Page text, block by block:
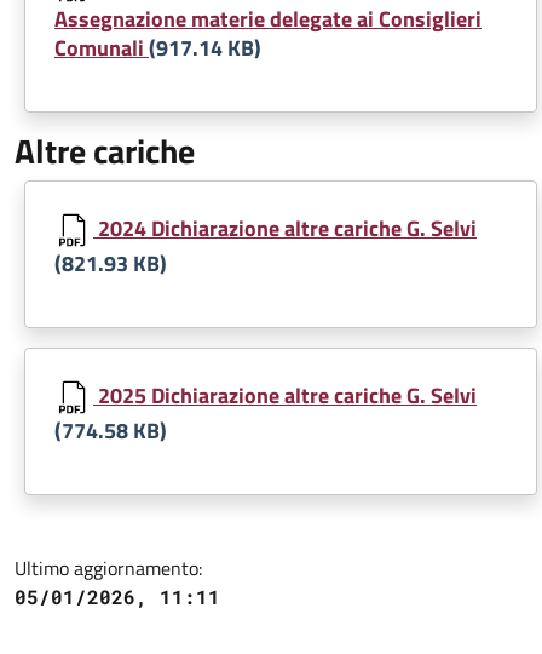
Assegnazione materie delegate ai Consiglieri
Comunali(917.14 KB)
Altre cariche
Document
2024 Dichiarazione altre cariche G. Selvi
(821.93 KB)
Document
2025 Dichiarazione altre cariche G. Selvi
(774.58 KB)
Ultimo aggiornamento:
05/01/2026, 11:11